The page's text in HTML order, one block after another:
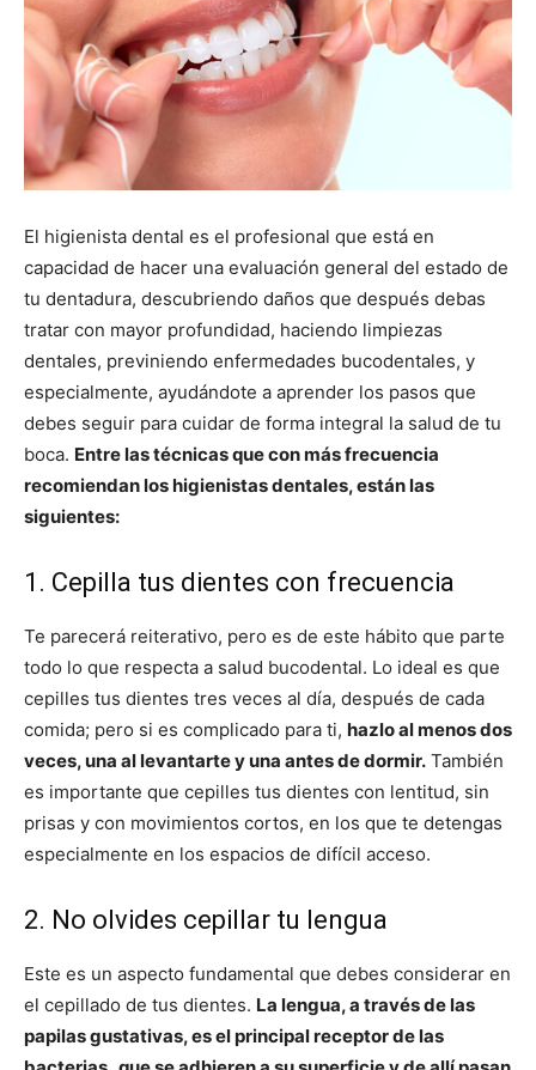
El higienista dental es el profesional que está en
capacidad de hacer una evaluación general del estado de
tu dentadura, descubriendo daños que después debas
tratar con mayor profundidad, haciendo limpiezas
dentales, previniendo enfermedades bucodentales, y
especialmente, ayudándote a aprender los pasos que
debes seguir para cuidar de forma integral la salud de tu
boca. Entre las técnicas que con más frecuencia
recomiendan los higienistas dentales, están las
siguientes:
1. Cepilla tus dientes con frecuencia
Te parecerá reiterativo, pero es de este hábito que parte
todo lo que respecta a salud bucodental. Lo ideal es que
cepilles tus dientes tres veces al día, después de cada
comida; pero si es complicado para ti, hazlo al menos dos
veces, una al levantarte y una antes de dormir. También
es importante que cepilles tus dientes con lentitud, sin
prisas y con movimientos cortos, en los que te detengas
especialmente en los espacios de difícil acceso.
2. No olvides cepillar tu lengua
Este es un aspecto fundamental que debes considerar en
el cepillado de tus dientes. La lengua, a través de las
papilas gustativas, es el principal receptor de las